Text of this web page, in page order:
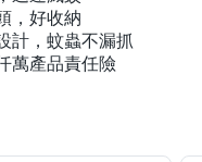
，好收納
計，蚊蟲不漏抓
萬產品責任險